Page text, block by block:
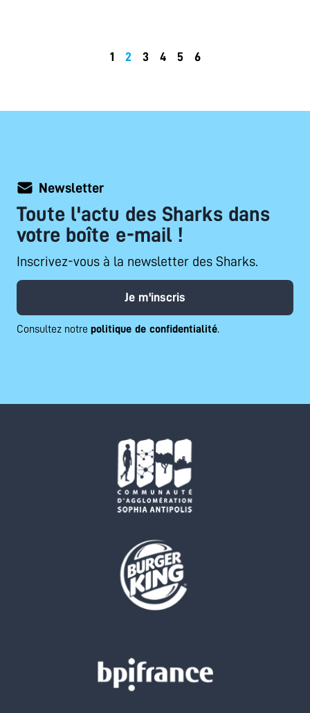
1 2 3 4 5 6
Newsletter
Toute l'actu des Sharks dans
votre boîte e-mail !
Inscrivez-vous à la newsletter des Sharks.
Je m'inscris
Consultez notre politique de confidentialité.